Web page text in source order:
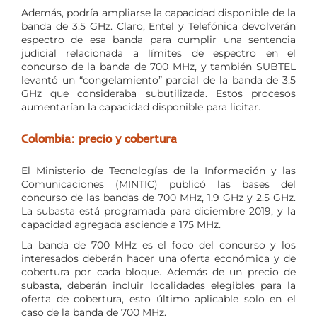
Además, podría ampliarse la capacidad disponible de la
banda de 3.5 GHz. Claro, Entel y Telefónica devolverán
espectro de esa banda para cumplir una sentencia
judicial relacionada a límites de espectro en el
concurso de la banda de 700 MHz, y también SUBTEL
levantó un “congelamiento” parcial de la banda de 3.5
GHz que consideraba subutilizada. Estos procesos
aumentarían la capacidad disponible para licitar.
Colombia: precio y cobertura
El Ministerio de Tecnologías de la Información y las
Comunicaciones (MINTIC) publicó las bases del
concurso de las bandas de 700 MHz, 1.9 GHz y 2.5 GHz.
La subasta está programada para diciembre 2019, y la
capacidad agregada asciende a 175 MHz.
La banda de 700 MHz es el foco del concurso y los
interesados deberán hacer una oferta económica y de
cobertura por cada bloque. Además de un precio de
subasta, deberán incluir localidades elegibles para la
oferta de cobertura, esto último aplicable solo en el
caso de la banda de 700 MHz.